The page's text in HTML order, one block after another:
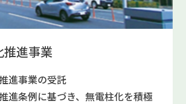
推進事業
進事業の受託
進条例に基づき、無電柱化を積極